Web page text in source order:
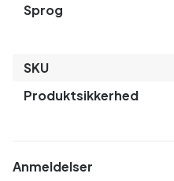
Sprog
SKU
Produktsikkerhed
Anmeldelser